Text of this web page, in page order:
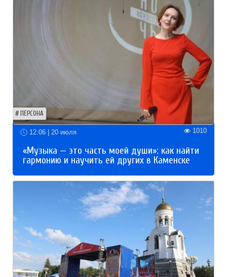
ПЕРСОНА
12:06 | 20 июля 1010
«Музыка — это часть моей души»: как найти
гармонию и научить ей других в Каменске